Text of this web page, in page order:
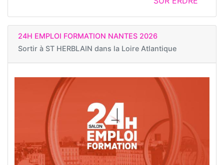
24H EMPLOI FORMATION NANTES 2026
Sortir à ST HERBLAIN dans la Loire Atlantique